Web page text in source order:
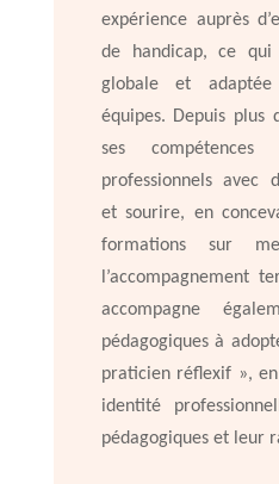
expérience auprès
de handicap, ce
globale et
équipes. Depuis plus
ses
professionnels avec
et sourire, en
formations sur
l’accompagnement
accompagne
pédagogiques à
praticien réflexif »,
identité
pédagogiques et leur